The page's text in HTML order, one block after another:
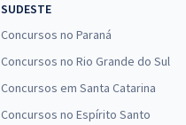
SUDESTE
Concursos no Paraná
Concursos no Rio Grande do Sul
Concursos em Santa Catarina
Concursos no Espírito Santo